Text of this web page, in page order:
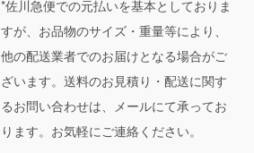
*佐川急便での元払いを基本としておりま
すが、お品物のサイズ・重量等により、
他の配送業者でのお届けとなる場合がご
ざいます。送料のお見積り・配送に関す
るお問い合わせは、メールにて承ってお
ります。お気軽にご連絡ください。